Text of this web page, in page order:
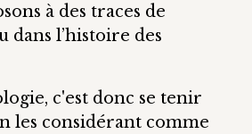
à des traces de
dans l’histoire des
c'est donc se tenir
les considérant comme